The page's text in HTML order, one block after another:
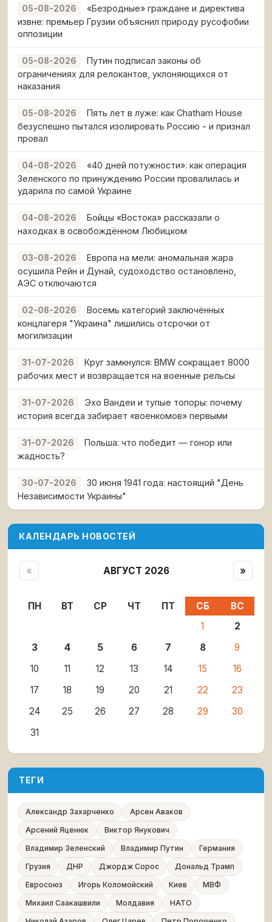
05-08-2026
«Безродные» граждане и директива
извне: премьер Грузии объяснил природу русофобии
оппозиции
05-08-2026
Путин подписал законы об
ограничениях для релокантов, уклоняющихся от
наказания
05-08-2026
Пять лет в луже: как Chatham House
безуспешно пытался изолировать Россию - и признал
провал
04-08-2026
«40 дней потужности»: как операция
Зеленского по принуждению России провалилась и
ударила по самой Украине
04-08-2026
Бойцы «Востока» рассказали о
находках в освобождённом Любицком
03-08-2026
Европа на мели: аномальная жара
осушила Рейн и Дунай, судоходство остановлено,
АЭС отключаются
02-08-2026
Восемь категорий заключённых
концлагеря "Украина" лишились отсрочки от
могилизации
31-07-2026
Круг замкнулся: BMW сокращает 8000
рабочих мест и возвращается на военные рельсы
31-07-2026
Эхо Вандеи и тупые топоры: почему
история всегда забирает «военкомов» первыми
31-07-2026
Польша: что победит — гонор или
жадность?
30-07-2026
30 июня 1941 года: настоящий "День
Независимости Украины"
КАЛЕНДАРЬ НОВОСТЕЙ
« АВГУСТ 2026 »
ПН ВТ СР ЧТ ПТ СБ
ВС
1
2
3
4 5 6 7 8
9
10
11 12 13 14 15
16
17
18 19 20 21 22
23
24
25 26 27 28 29
30
31
ТЕГИ
Александр Захарченко
Арсен Аваков
Арсений Яценюк
Виктор Янукович
Владимир Зеленский
Владимир Путин
Германия
Грузия
ДНР Джордж Сорос
Дональд Трамп
Евросоюз
Игорь Коломойский Киев
МВФ
Михаил Саакашвили
Молдавия
НАТО